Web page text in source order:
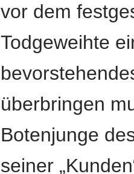
vor dem
Todgeweihte
überbringen
Botenjunge
seiner